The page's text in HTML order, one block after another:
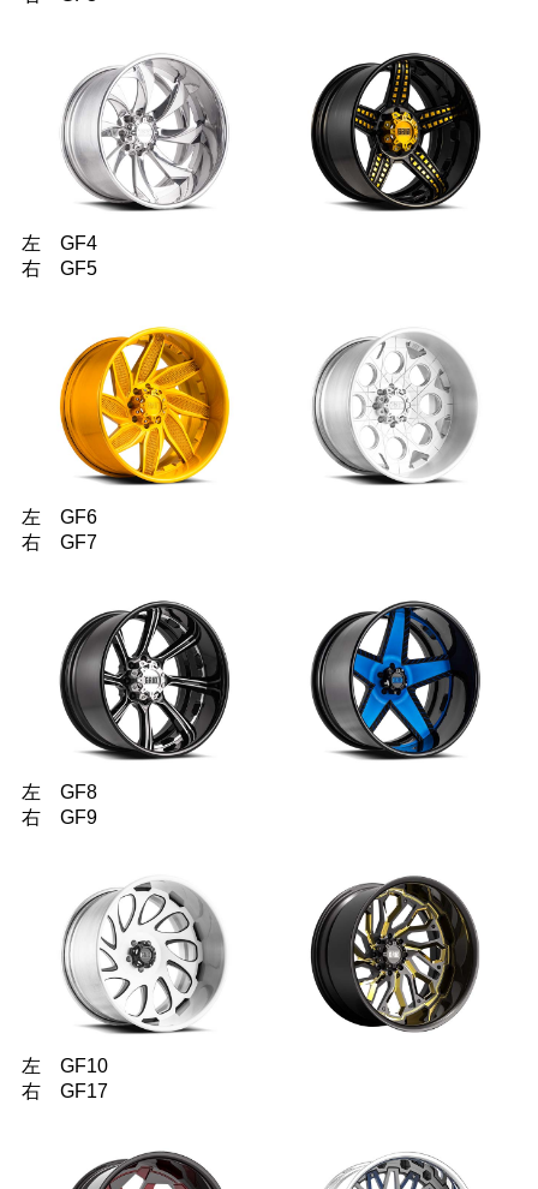
左 GF4
右 GF5
左 GF6
右 GF7
左 GF8
右 GF9
左 GF10
右 GF17